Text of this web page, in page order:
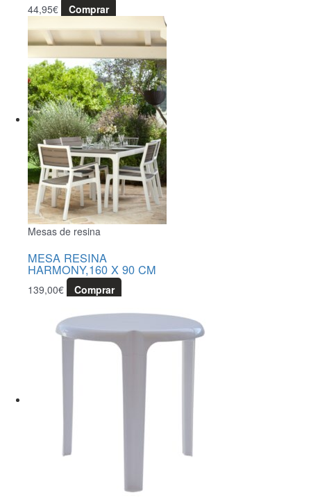
44,95€ Comprar
Mesas de resina
MESA RESINA
HARMONY,160 X 90 CM
139,00€ Comprar